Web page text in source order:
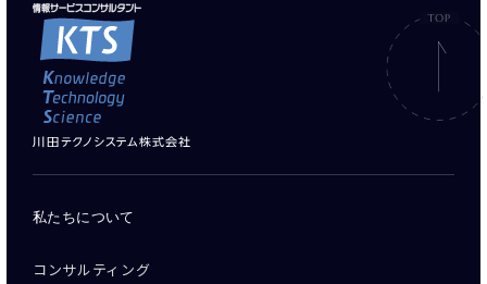
私たちについて
コンサルティング